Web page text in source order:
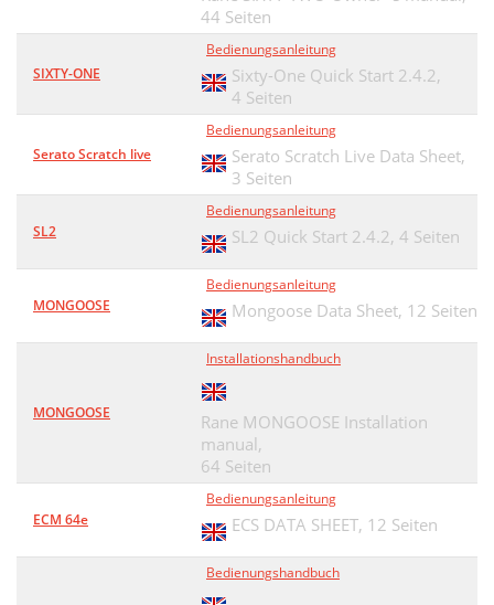
44 Seiten
SIXTY-ONE
Bedienungsanleitung
Sixty-One Quick Start 2.4.2,
4 Seiten
Serato Scratch live
Bedienungsanleitung
Serato Scratch Live Data Sheet,
3 Seiten
SL2
Bedienungsanleitung
SL2 Quick Start 2.4.2, 4 Seiten
MONGOOSE
Bedienungsanleitung
Mongoose Data Sheet, 12 Seiten
MONGOOSE
Installationshandbuch
Rane MONGOOSE Installation
manual,
64 Seiten
ECM 64e
Bedienungsanleitung
ECS DATA SHEET, 12 Seiten
Bedienungshandbuch